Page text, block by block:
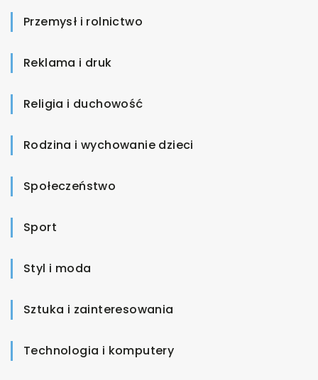
Przemysł i rolnictwo
Reklama i druk
Religia i duchowość
Rodzina i wychowanie dzieci
Społeczeństwo
Sport
Styl i moda
Sztuka i zainteresowania
Technologia i komputery